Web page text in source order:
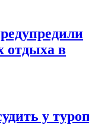
отдыха в
у